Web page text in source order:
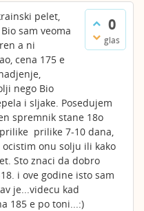
0
glas
pelet,
sam veoma
a ni
cena 175 e
nego Bio
i sljake. Posedujem
spremnik stane 18o
prilike 7-10 dana,
onu solju ili kako
Sto znaci da dobro
i ove godine isto sam
je...videcu kad
185 e po toni...:)